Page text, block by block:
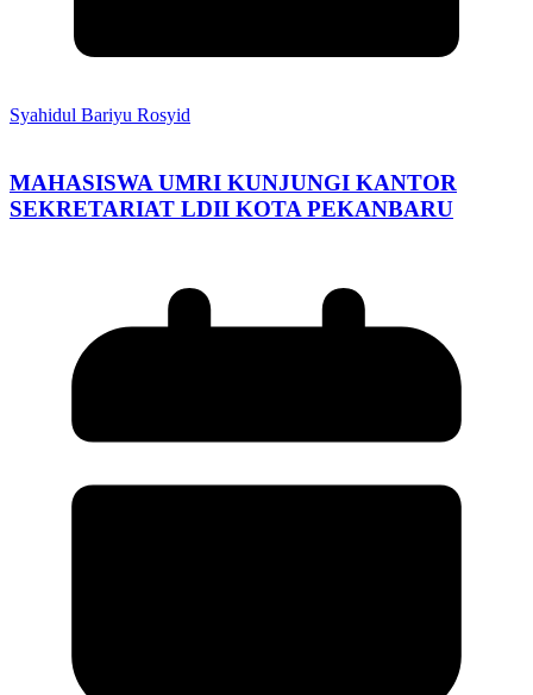
Syahidul Bariyu Rosyid
MAHASISWA UMRI KUNJUNGI KANTOR
SEKRETARIAT LDII KOTA PEKANBARU